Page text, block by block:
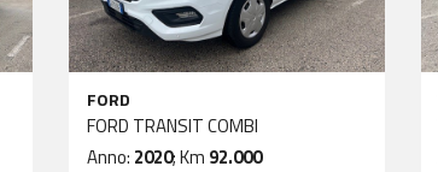
FORD
FORD TRANSIT COMBI
Anno: 2020; Km 92.000